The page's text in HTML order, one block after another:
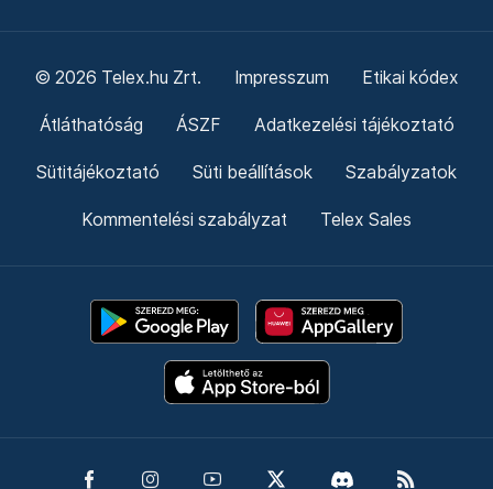
© 2026 Telex.hu Zrt. Impresszum Etikai kódex
Átláthatóság ÁSZF Adatkezelési tájékoztató
Sütitájékoztató Süti beállítások Szabályzatok
Kommentelési szabályzat Telex Sales